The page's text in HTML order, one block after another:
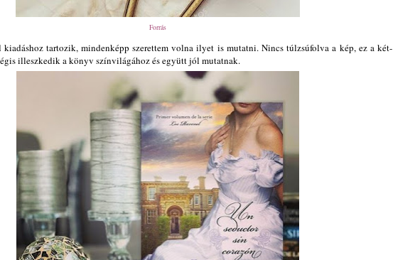
Forrás
kiadáshoz tartozik, mindenképp szerettem volna ilyet is mutatni. Nincs túlzsúfolva a kép, ez a két-
illeszkedik a könyv színvilágához és együtt jól mutatnak.